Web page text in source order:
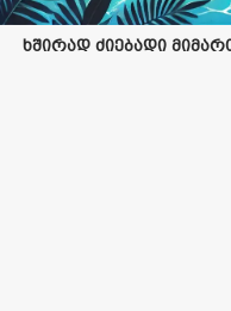
ხშირად ძიებადი